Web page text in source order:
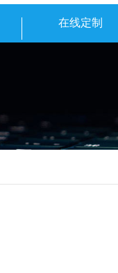
在线定制